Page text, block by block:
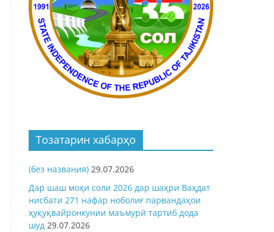
Тозатарин хабарҳо
(без названия) 29.07.2026
Дар шаш моҳи соли 2026 дар шаҳри Ваҳдат
нисбати 271 нафар ноболиғ парвандаҳои
ҳуқуқвайронкунии маъмурӣ тартиб дода
шуд 29.07.2026